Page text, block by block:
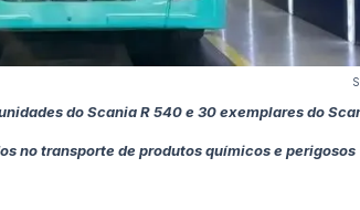
do Scania R 540 e 30 exemplares do
no transporte de produtos químicos e perigosos